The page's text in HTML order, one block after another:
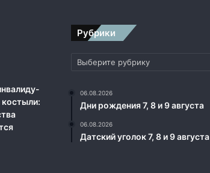
костыли:
Рубрики
Рубрики
06.08.2026
Дни рождения 7, 8 и 9 августа
06.08.2026
Датский уголок 7, 8 и 9 августа